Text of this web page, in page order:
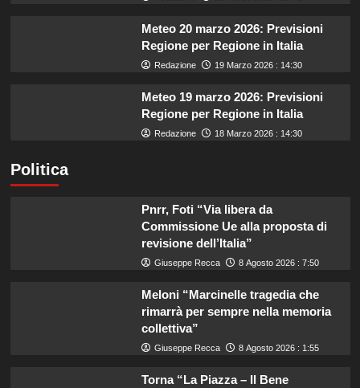
Meteo 20 marzo 2026: Previsioni
Regione per Regione in Italia
Redazione 19 Marzo 2026 : 14:30
Meteo 19 marzo 2026: Previsioni
Regione per Regione in Italia
Redazione 18 Marzo 2026 : 14:30
Politica
Pnrr, Foti “Via libera da
Commissione Ue alla proposta di
revisione dell’Italia”
Giuseppe Recca 8 Agosto 2026 : 7:50
Meloni “Marcinelle tragedia che
rimarrà per sempre nella memoria
collettiva”
Giuseppe Recca 8 Agosto 2026 : 1:55
Torna “La Piazza – Il Bene